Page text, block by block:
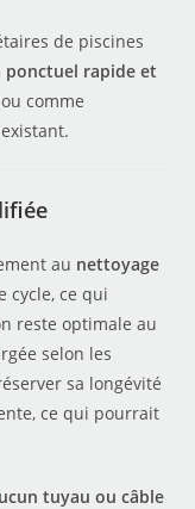
de piscines
rapide et
comme
au nettoyage
cycle, ce qui
reste optimale au
selon les
sa longévité
ce qui pourrait
tuyau ou câble